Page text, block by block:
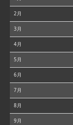
2月
3月
4月
5月
6月
7月
8月
9月